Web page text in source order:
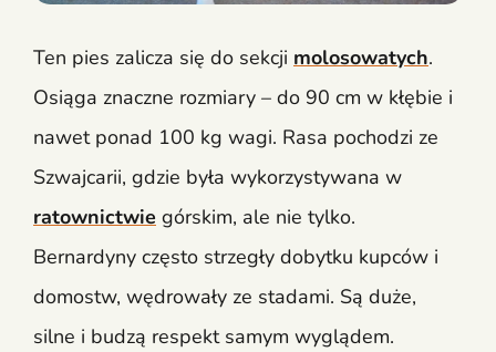
Ten pies zalicza się do sekcji molosowatych.
Osiąga znaczne rozmiary – do 90 cm w kłębie i
nawet ponad 100 kg wagi. Rasa pochodzi ze
Szwajcarii, gdzie była wykorzystywana w
ratownictwie górskim, ale nie tylko.
Bernardyny często strzegły dobytku kupców i
domostw, wędrowały ze stadami. Są duże,
silne i budzą respekt samym wyglądem.